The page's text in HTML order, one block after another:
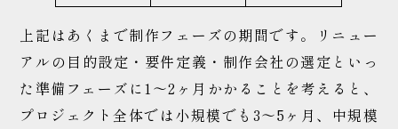
上記はあくまで制作フェーズの期間です。リニュー
アルの目的設定・要件定義・制作会社の選定といっ
た準備フェーズに1〜2ヶ月かかることを考えると、
プロジェクト全体では小規模でも3〜5ヶ月、中規模